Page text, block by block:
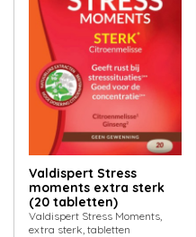
Valdispert Stress
moments extra sterk
(20 tabletten)
Valdispert Stress Moments,
extra sterk, tabletten